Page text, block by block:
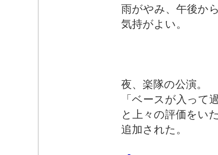
雨がやみ、午後か
気持がよい。
夜、楽隊の公演。
「ベースが入って
と上々の評価をい
追加された。